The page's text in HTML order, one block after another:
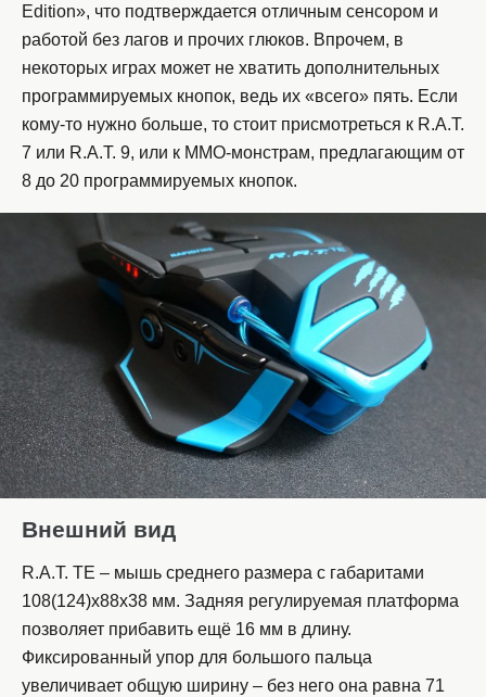
Edition», что подтверждается отличным сенсором и
работой без лагов и прочих глюков. Впрочем, в
некоторых играх может не хватить дополнительных
программируемых кнопок, ведь их «всего» пять. Если
кому-то нужно больше, то стоит присмотреться к R.A.T.
7 или R.A.T. 9, или к MMO-монстрам, предлагающим от
8 до 20 программируемых кнопок.
Внешний вид
R.A.T. TE – мышь среднего размера с габаритами
108(124)x88x38 мм. Задняя регулируемая платформа
позволяет прибавить ещё 16 мм в длину.
Фиксированный упор для большого пальца
увеличивает общую ширину – без него она равна 71